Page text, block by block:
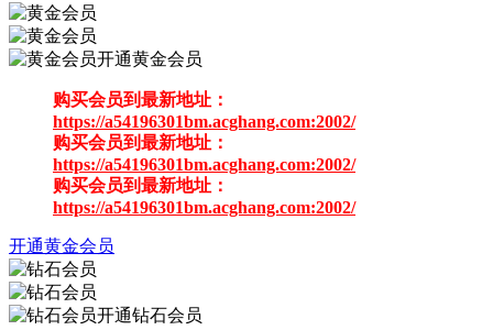
开通黄金会员
购买会员到最新地址：
https://a54196301bm.acghang.com:2002/
购买会员到最新地址：
https://a54196301bm.acghang.com:2002/
购买会员到最新地址：
https://a54196301bm.acghang.com:2002/
开通黄金会员
开通钻石会员